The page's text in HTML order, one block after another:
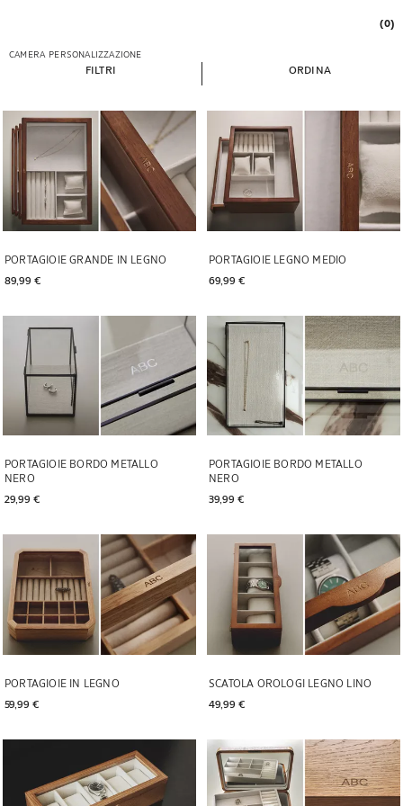
(0)
CAMERA PERSONALIZZAZIONE
FILTRI ORDINA
PORTAGIOIE GRANDE IN LEGNO
89,99 €
PORTAGIOIE LEGNO MEDIO
69,99 €
PORTAGIOIE BORDO METALLO
NERO
29,99 €
PORTAGIOIE BORDO METALLO
NERO
39,99 €
PORTAGIOIE IN LEGNO
59,99 €
SCATOLA OROLOGI LEGNO LINO
49,99 €